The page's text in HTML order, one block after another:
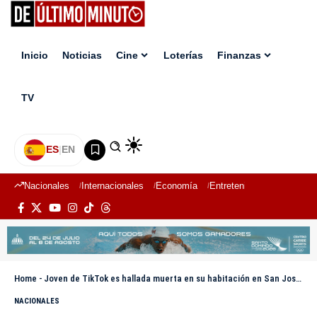
Inicio Noticias Cine Loterías Finanzas
TV
ES|EN
Nacionales Internacionales Economía Entretenimiento
Home - Joven de TikTok es hallada muerta en su habitación en San José de las Matas
NACIONALES